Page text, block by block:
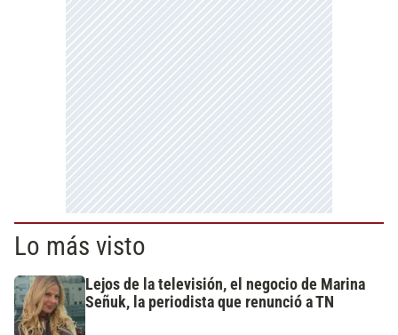
Lo más visto
Lejos de la televisión, el negocio de Marina
Señuk, la periodista que renunció a TN